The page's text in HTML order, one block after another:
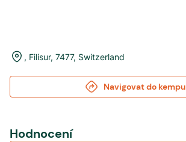
, Filisur, 7477, Switzerland
Navigovat do kempu
Hodnocení